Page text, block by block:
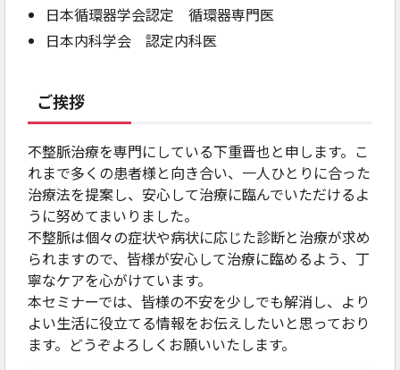
日本循環器学会認定 循環器専門医
日本内科学会 認定内科医
ご挨拶
不整脈治療を専門にしている下重晋也と申します。こ
れまで多くの患者様と向き合い、一人ひとりに合った
治療法を提案し、安心して治療に臨んでいただけるよ
うに努めてまいりました。
不整脈は個々の症状や病状に応じた診断と治療が求め
られますので、皆様が安心して治療に臨めるよう、丁
寧なケアを心がけています。
本セミナーでは、皆様の不安を少しでも解消し、より
よい生活に役立てる情報をお伝えしたいと思っており
ます。どうぞよろしくお願いいたします。